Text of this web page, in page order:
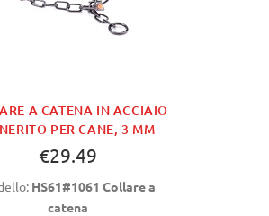
A CATENA IN ACCIAIO
PER CANE, 3 MM
€29.49
HS61#1061 Collare a
catena